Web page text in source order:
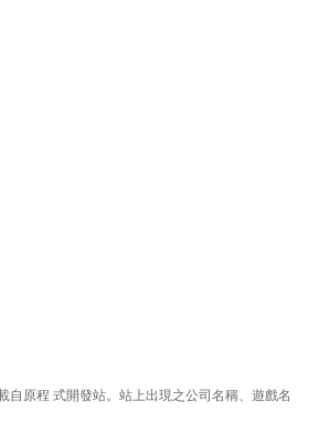
原程 式開發站。站上出現之公司名稱、遊戲名